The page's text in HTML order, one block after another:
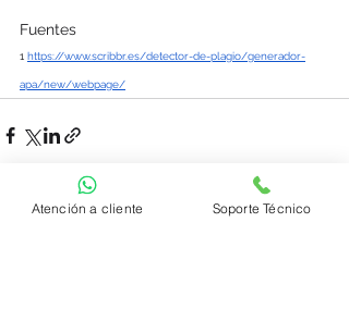
Fuentes
1 https://www.scribbr.es/detector-de-plagio/generador-
apa/new/webpage/
Atención a cliente Soporte Técnico